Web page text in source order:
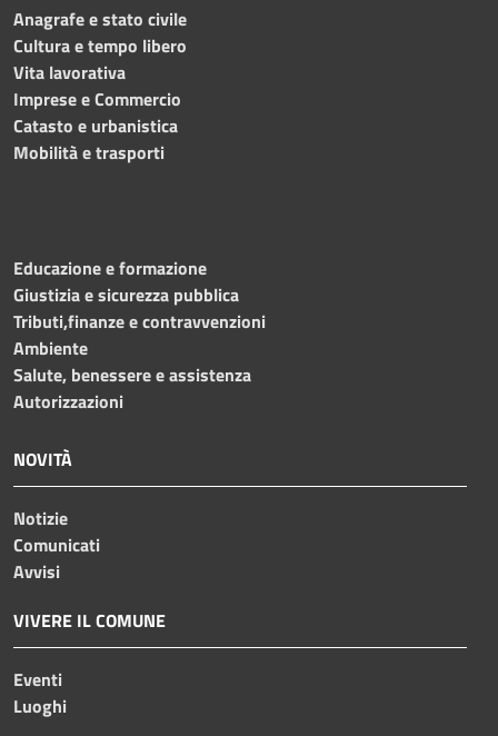
Anagrafe e stato civile
Cultura e tempo libero
Vita lavorativa
Imprese e Commercio
Catasto e urbanistica
Mobilità e trasporti
Educazione e formazione
Giustizia e sicurezza pubblica
Tributi,finanze e contravvenzioni
Ambiente
Salute, benessere e assistenza
Autorizzazioni
NOVITÀ
Notizie
Comunicati
Avvisi
VIVERE IL COMUNE
Eventi
Luoghi